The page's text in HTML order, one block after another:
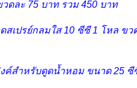
ดละ 75 บาท รวม 450 บาท
สเปรย์กลมใส 10 ซีซี 1 โหล ข
ค์สำหรับดูดน้ำหอม ขนาด 25 ซี